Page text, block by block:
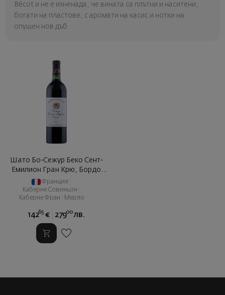
Bécot и не е изненада, че вината са плътни и наситени,
богати на пластове, с аромати на касис и нотки на
опушен нов дъб.
Шато Бо-Сежур Беко Сент-
Емилион Гран Крю, Бордо
2015
Франция
Каберне Совиньон
Каберне Фран
Мерло
14265 € 27900 лв.